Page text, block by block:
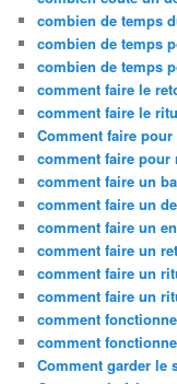
combien de temps
combien de temps
combien de temps
comment faire le
comment faire le
Comment faire
comment faire pour
comment faire un
comment faire un
comment faire un
comment faire un
comment faire un
comment faire un
comment
comment
Comment garder le